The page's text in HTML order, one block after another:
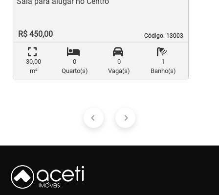
Código. 13003
Código. 13003
R$ 450,00
30,00
m²
0
Quarto(s)
0
Vaga(s)
1
Banho(s)